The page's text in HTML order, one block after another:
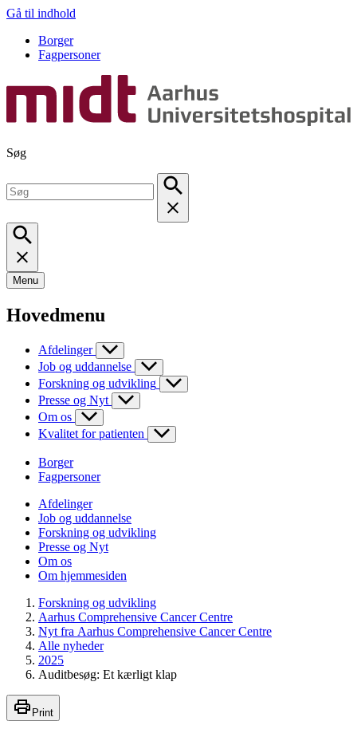
Gå til indhold
Borger
Fagpersoner
Søg
Menu
Hovedmenu
Afdelinger
Job og uddannelse
Forskning og udvikling
Presse og Nyt
Om os
Kvalitet for patienten
Borger
Fagpersoner
Afdelinger
Job og uddannelse
Forskning og udvikling
Presse og Nyt
Om os
Om hjemmesiden
Forskning og udvikling
Aarhus Comprehensive Cancer Centre
Nyt fra Aarhus Comprehensive Cancer Centre
Alle nyheder
2025
Auditbesøg: Et kærligt klap
Print